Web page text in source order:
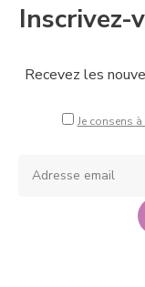
Recevez les
Je consens